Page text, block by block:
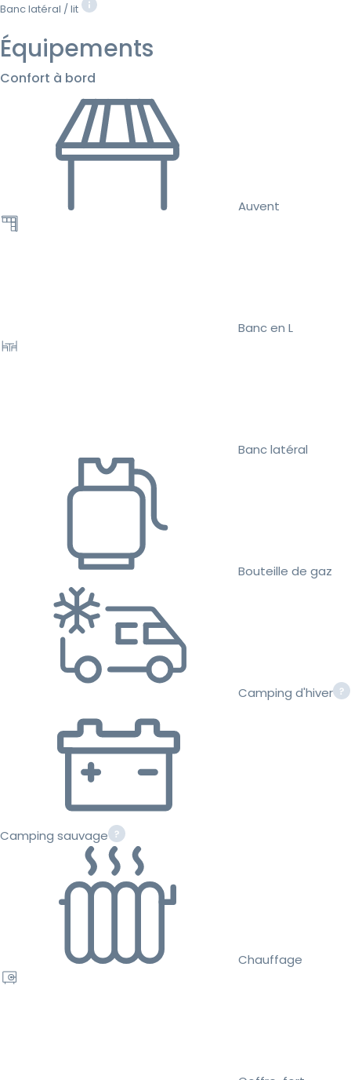
Banc latéral / lit
Équipements
Confort à bord
Auvent
Banc en L
Banc latéral
Bouteille de gaz
Camping d'hiver
Camping sauvage
Chauffage